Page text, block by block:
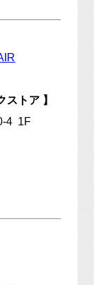
ストア 】
4 1F